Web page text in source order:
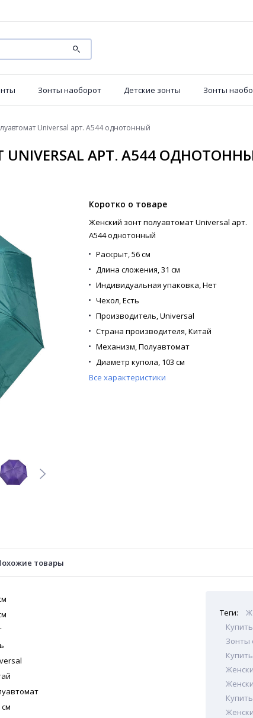
Зонты наоборот Детские зонты Зонты
Universal арт. А544 однотонный
АРТ. А544
Коротко о товаре
Женский зонт полуавтомат Universal арт.
А544 однотонный
Раскрыт, 56 см
Длина сложения, 31 см
Индивидуальная упаковка, Нет
Чехол, Есть
Производитель, Universal
Страна производителя, Китай
Механизм, Полуавтомат
Диаметр купола, 103 см
Кол-во в коробке,48
Все характеристики
товары
см
Теги:
Зонты